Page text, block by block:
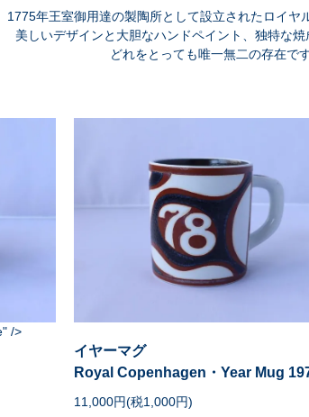
1775年王室御用達の製陶所として設立されたロイ
美しいデザインと大胆なハンドペイント、独特な焼
どれをとっても唯一無二の存在で
/>
イヤーマグ
Royal Copenhagen・Year Mug
11,000円(税1,000円)